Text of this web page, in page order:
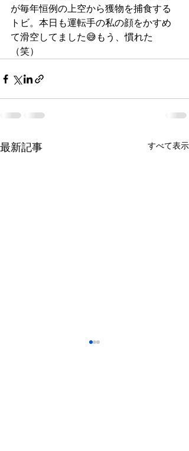
が毎年恒例の上空から獲物を捕食する
トビ。本日も運転手の私の顔をかすめ
て滑空してました😅もう、慣れた
（笑）
最新記事 すべて表示